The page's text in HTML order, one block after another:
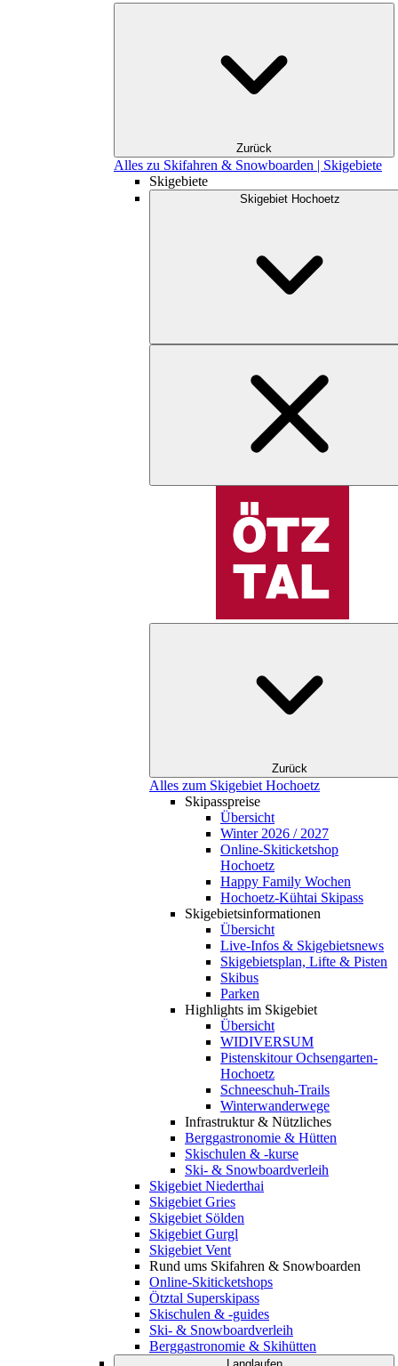
Zurück
Alles zu Skifahren & Snowboarden | Skigebiete
Skigebiete
Skigebiet Hochoetz
Zurück
Alles zum Skigebiet Hochoetz
Skipasspreise
Übersicht
Winter 2026 / 2027
Online-Skiticketshop
Hochoetz
Happy Family Wochen
Hochoetz-Kühtai Skipass
Skigebietsinformationen
Übersicht
Live-Infos & Skigebietsnews
Skigebietsplan, Lifte & Pisten
Skibus
Parken
Highlights im Skigebiet
Übersicht
WIDIVERSUM
Pistenskitour Ochsengarten-
Hochoetz
Schneeschuh-Trails
Winterwanderwege
Infrastruktur & Nützliches
Berggastronomie & Hütten
Skischulen & -kurse
Ski- & Snowboardverleih
Skigebiet Niederthai
Skigebiet Gries
Skigebiet Sölden
Skigebiet Gurgl
Skigebiet Vent
Rund ums Skifahren & Snowboarden
Online-Skiticketshops
Ötztal Superskipass
Skischulen & -guides
Ski- & Snowboardverleih
Berggastronomie & Skihütten